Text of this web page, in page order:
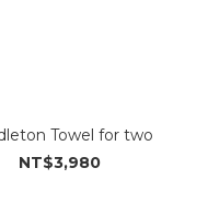
Towel for two
NT$3,980